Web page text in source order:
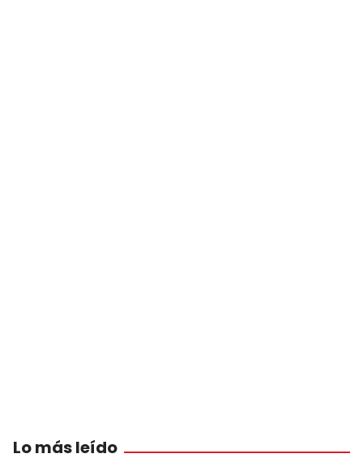
Lo más leído